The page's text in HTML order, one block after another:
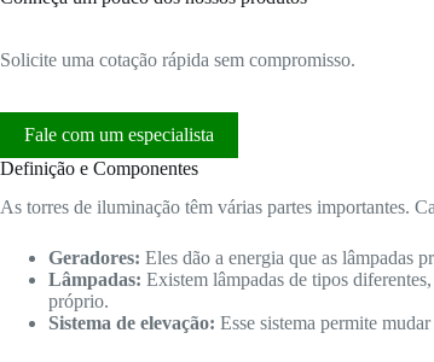
Solicite uma cotação rápida sem compromisso.
Fale com um especialista
Definição e Componentes
As torres de iluminação têm várias partes importantes.
Geradores: Eles dão a energia que as lâmpadas
Lâmpadas: Existem lâmpadas de tipos
próprio.
Sistema de elevação: Esse sistema permite